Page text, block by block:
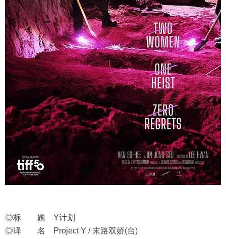
◎标 题 Y计划
◎译 名 Project Y / 末路双娇(台)